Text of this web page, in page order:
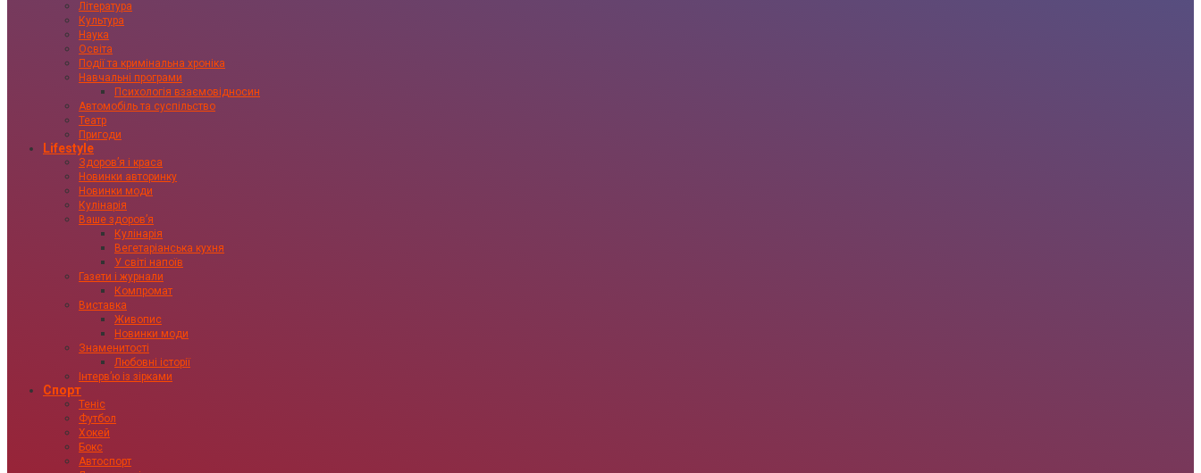
Література
Культура
Наука
Освіта
Події та кримінальна хроніка
Навчальні програми
Психологія взаємовідносин
Автомобіль та суспільство
Театр
Пригоди
Lifestyle
Здоровʼя і краса
Новинки авторинку
Новинки моди
Кулінарія
Ваше здоровʼя
Кулінарія
Вегетаріанська кухня
У світі напоїв
Газети і журнали
Компромат
Виставка
Живопис
Новинки моди
Знаменитості
Любовні історії
Інтервʼю із зірками
Спорт
Теніс
Футбол
Хокей
Бокс
Автоспорт